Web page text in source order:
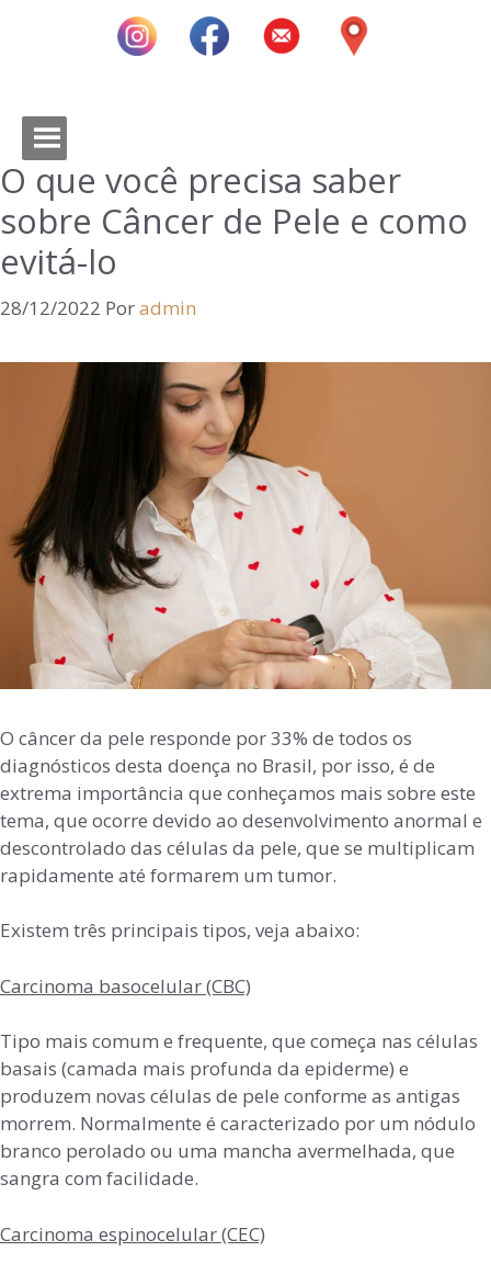
O que você precisa saber
sobre Câncer de Pele e como
evitá-lo
28/12/2022 Poradmin
O câncer da pele responde por 33% de todos os
diagnósticos desta doença no Brasil, por isso, é de
extrema importância que conheçamos mais sobre este
tema, que ocorre devido ao desenvolvimento anormal e
descontrolado das células da pele, que se multiplicam
rapidamente até formarem um tumor.
Existem três principais tipos, veja abaixo:
Carcinoma basocelular (CBC)
Tipo mais comum e frequente, que começa nas células
basais (camada mais profunda da epiderme) e
produzem novas células de pele conforme as antigas
morrem. Normalmente é caracterizado por um nódulo
branco perolado ou uma mancha avermelhada, que
sangra com facilidade.
Carcinoma espinocelular (CEC)